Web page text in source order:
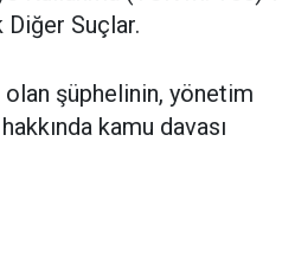
Diğer Suçlar.
olan şüphelinin, yönetim
kamu davası